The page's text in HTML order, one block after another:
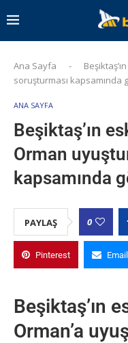
Ana Sayfa -
soruşturması kapsamında
ANA SAYFA
Beşiktaş’ın
Orman
kapsamında
PAYLAŞ 0
Pinterest Email
Beşiktaş’ın
Orman’a